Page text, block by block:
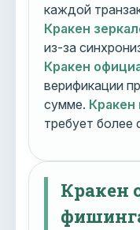
каждой
Кракен
из-за
Кракен
верификации
сумме. Кракен
требует более
Кракен